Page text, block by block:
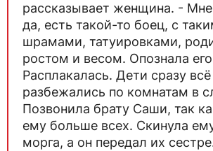
рассказывает женщина. - Мне
да, есть такой-то боец, с
шрамами, татуировками,
ростом и весом. Опознала
Расплакалась. Дети сразу
разбежались по комнатам в
Позвонила брату Саши, так
ему больше всех. Скинула
морга, а он передал их